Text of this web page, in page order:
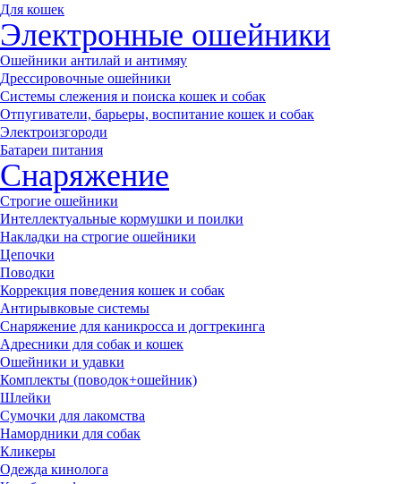
Для кошек
Электронные ошейники
Ошейники антилай и антимяу
Дрессировочные ошейники
Системы слежения и поиска кошек и собак
Отпугиватели, барьеры, воспитание кошек и собак
Электроизгороди
Батареи питания
Снаряжение
Строгие ошейники
Интеллектуальные кормушки и поилки
Накладки на строгие ошейники
Цепочки
Поводки
Коррекция поведения кошек и собак
Антирывковые системы
Снаряжение для каникросса и догтрекинга
Адресники для собак и кошек
Ошейники и удавки
Комплекты (поводок+ошейник)
Шлейки
Сумочки для лакомства
Намордники для собак
Кликеры
Одежда кинолога